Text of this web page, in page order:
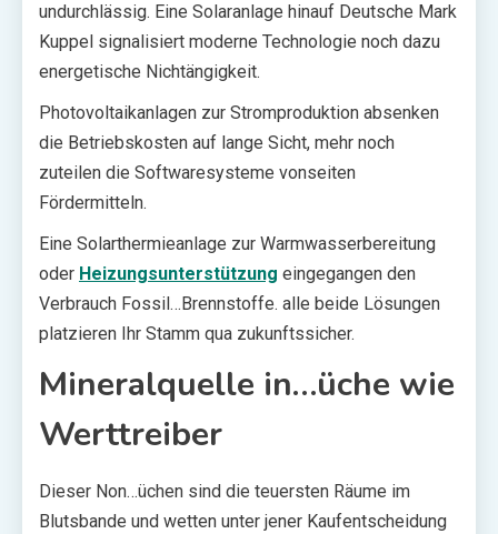
undurchlässig. Eine Solaranlage hinauf Deutsche Mark
Kuppel signalisiert moderne Technologie noch dazu
energetische Nichtängigkeit.
Photovoltaikanlagen zur Stromproduktion absenken
die Betriebskosten auf lange Sicht, mehr noch
zuteilen die Softwaresysteme vonseiten
Fördermitteln.
Eine Solarthermieanlage zur Warmwasserbereitung
oder Heizungsunterstützung eingegangen den
Verbrauch Fossil…Brennstoffe. alle beide Lösungen
platzieren Ihr Stamm qua zukunftssicher.
Mineralquelle in…üche wie
Werttreiber
Dieser Non…üchen sind die teuersten Räume im
Blutsbande und wetten unter jener Kaufentscheidung